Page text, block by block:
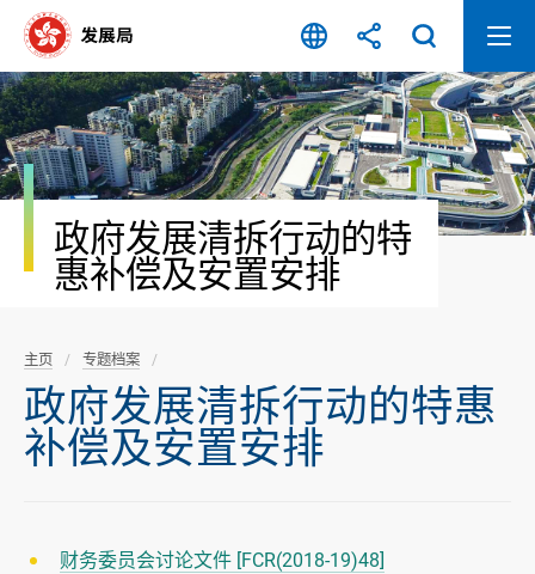
容
开
始
政府发展清拆行动的特
惠补偿及安置安排
主页 专题档案
政府发展清拆行动的特惠
补偿及安置安排
财务委员会讨论文件 [FCR(2018-19)48]